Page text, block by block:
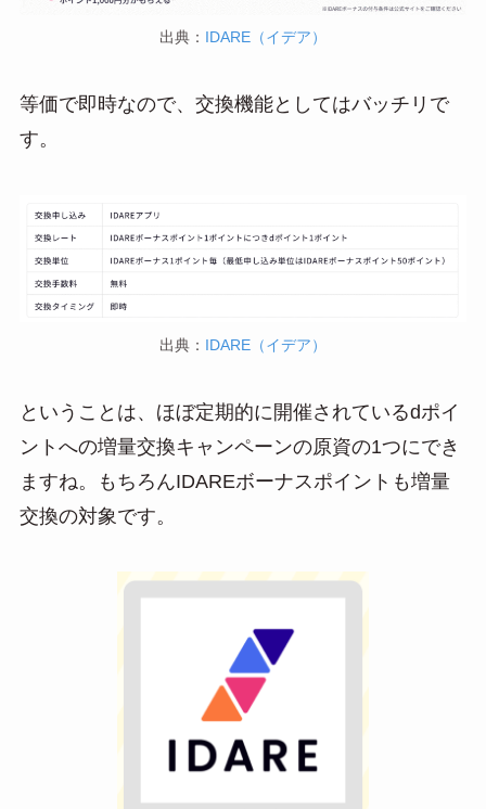
出典： IDARE（イデア）
等価で即時なので、交換機能としてはバッチリで
す。
出典： IDARE（イデア）
ということは、ほぼ定期的に開催されているdポイ
ントへの増量交換キャンペーンの原資の1つにでき
ますね。もちろんIDAREボーナスポイントも増量
交換の対象です。